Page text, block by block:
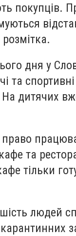
покупців.
дня у
та спортивні
дитячих
та
тільки
людей